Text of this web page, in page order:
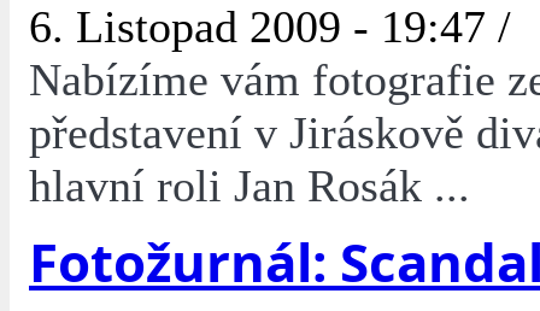
6. Listopad 2009 - 19:47 /
Nabízíme vám fotografie
představení v Jiráskově
hlavní roli Jan Rosák ...
Fotožurnál: